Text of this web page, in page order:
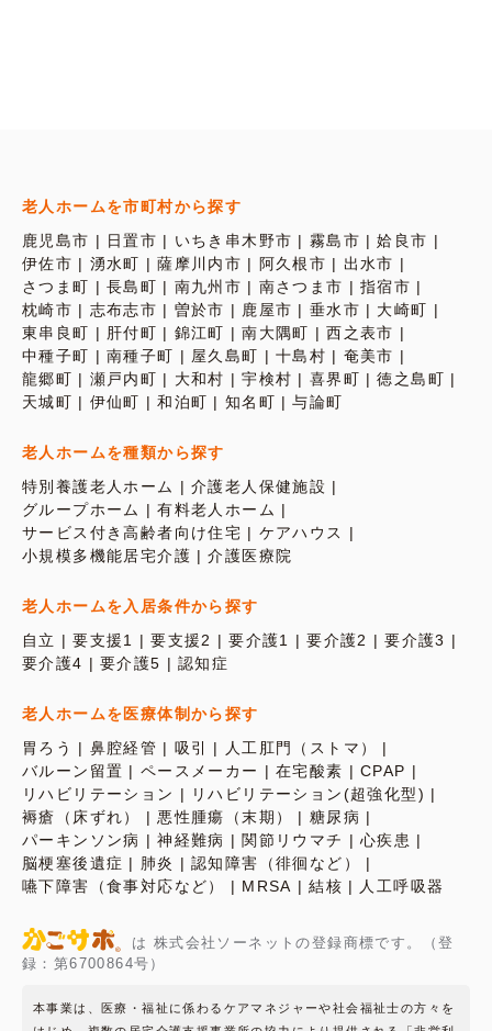
老人ホームを市町村から探す
鹿児島市
日置市 いちき串木野市 霧島市
姶良市
伊佐市
湧水町 薩摩川内市 阿久根市
出水市
さつま町
長島町 南九州市 南さつま市
指宿市
枕崎市
志布志市 曽於市 鹿屋市 垂水市
大崎町
東串良町
肝付町 錦江町 南大隅町
西之表市
中種子町
南種子町 屋久島町 十島村
奄美市
龍郷町
瀬戸内町 大和村 宇検村 喜界町
徳之島町
天城町
伊仙町 和泊町 知名町 与論町
老人ホームを種類から探す
特別養護老人ホーム
介護老人保健施設
グループホーム
有料老人ホーム
サービス付き高齢者向け住宅
ケアハウス
小規模多機能居宅介護
介護医療院
老人ホームを入居条件から探す
自立
要支援1 要支援2 要介護1 要介護2
要介護3
要介護4
要介護5 認知症
老人ホームを医療体制から探す
胃ろう
鼻腔経管 吸引
人工肛門（ストマ）
バルーン留置
ペースメーカー 在宅酸素
CPAP
リハビリテーション
リハビリテーション(超強化型)
褥瘡（床ずれ）
悪性腫瘍（末期）
糖尿病
パーキンソン病
神経難病 関節リウマチ
心疾患
脳梗塞後遺症
肺炎
認知障害（徘徊など）
嚥下障害（食事対応など）
MRSA 結核 人工呼吸器
は 株式会社ソーネットの登録商標です。（登
録：第6700864号）
本事業は、医療・福祉に係わるケアマネジャーや社会福祉士の方々を